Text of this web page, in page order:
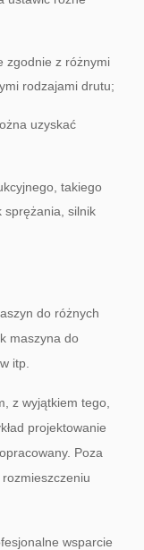
zgodnie z różnymi
rodzajami drutu;
uzyskać
takiego
sprężania, silnik
do różnych
maszyna do
itp.
z wyjątkiem tego,
projektowanie
Poza
wsparcie